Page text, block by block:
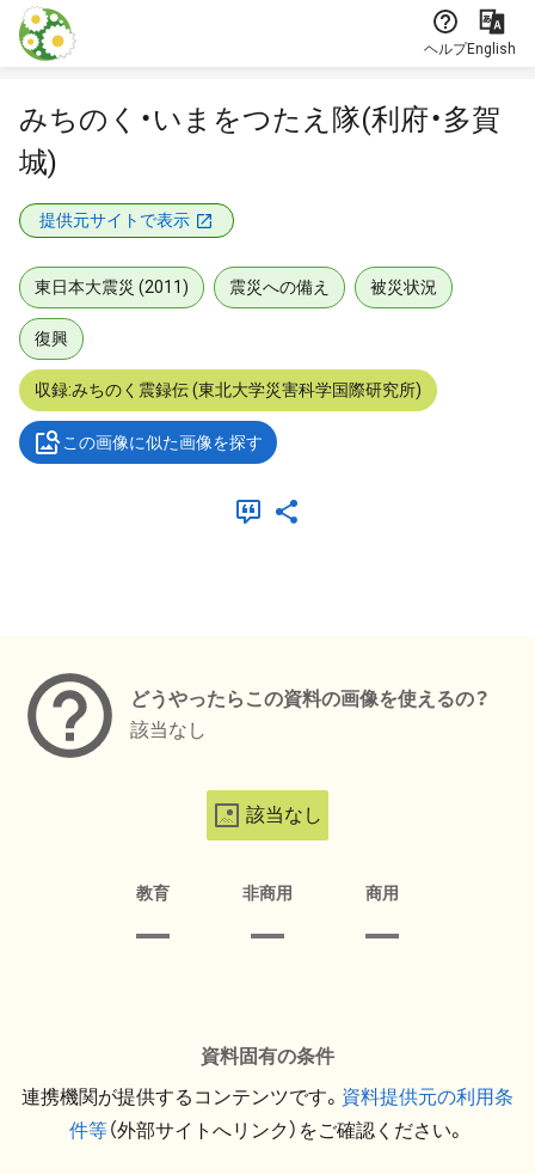
本文に飛ぶ
ヘルプEnglish
みちのく・いまをつたえ隊(利府・多賀
城)
提供元サイトで表示
東日本大震災 (2011) 震災への備え 被災状況
復興
収録:みちのく震録伝 (東北大学災害科学国際研究所)
この画像に似た画像を探す
どうやったらこの資料の画像を使えるの？
該当なし
該当なし
教育 非商用 商用
資料固有の条件
連携機関が提供するコンテンツです。 資料提供元の利用条
件等（外部サイトへリンク）をご確認ください。